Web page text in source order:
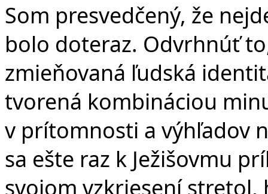
Som presvedčený, že
bolo doteraz. Odvrhnúť
zmieňovaná ľudská
tvorená kombináciou
v prítomnosti a výhľadov
sa ešte raz k Ježišovmu
svojom vzkriesení